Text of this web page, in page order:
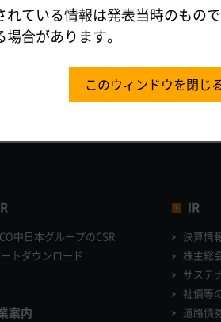
中日本グループのCSR
トダウンロード
案内
IR
決算情
株主総
サステ
社債等
道路債
れている情報は発表当時のもの
場合があります。
このウィンドウを閉じ